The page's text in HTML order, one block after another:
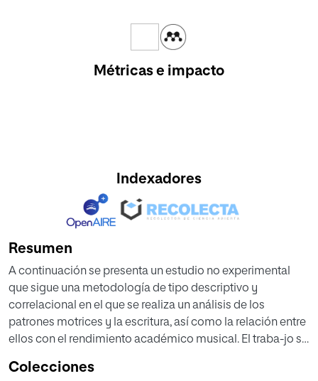
Métricas e impacto
Indexadores
Resumen
A continuación se presenta un estudio no experimental
que sigue una metodología de tipo descriptivo y
correlacional en el que se realiza un análisis de los
patrones motrices y la escritura, así como la relación entre
ellos con el rendimiento académico musical. El traba-jo se
Primer Ciclo de Educación Primaria de dos colegios de
Colecciones